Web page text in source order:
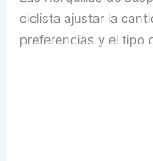
ciclista ajustar la
preferencias y el tipo